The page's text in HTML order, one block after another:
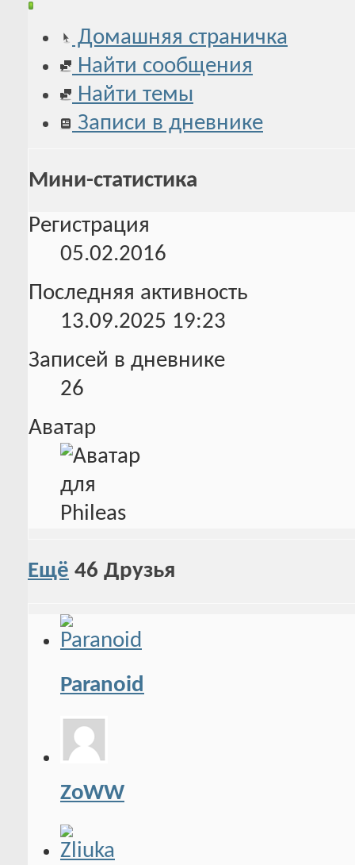
Домашняя страничка
Найти сообщения
Найти темы
Записи в дневнике
Мини-статистика
Регистрация
05.02.2016
Последняя активность
13.09.2025 19:23
Записей в дневнике
26
Аватар
Ещё 46 Друзья
Paranoid
ZoWW